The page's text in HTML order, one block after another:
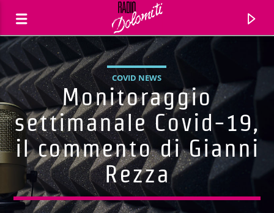
COVID NEWS
Monitoraggio
settimanale Covid-19,
il commento di Gianni
Rezza